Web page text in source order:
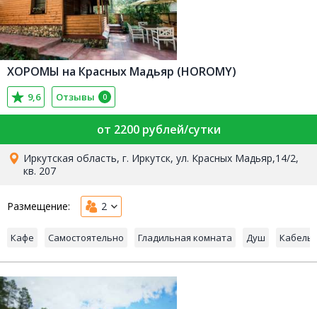
ХОРОМЫ на Красных Мадьяр (HOROMY)
9,6 Отзывы 0
от 2200 рублей/сутки
Иркутская область, г. Иркутск, ул. Красных Мадьяр,14/2,
кв. 207
Размещение: 2
Кафе Самостоятельно Гладильная комната Душ